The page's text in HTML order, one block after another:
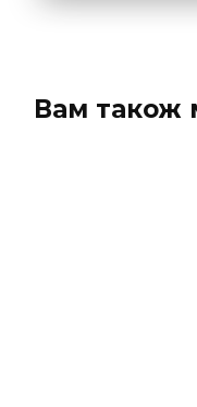
Вам також